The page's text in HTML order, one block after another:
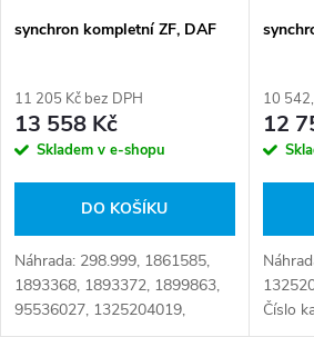
synchron kompletní ZF, DAF
11 205 Kč bez DPH
13 558 Kč
Skladem v e-shopu
DO KOŠÍKU
Náhrada: 298.999, 1861585,
1893368, 1893372, 1899863,
95536027, 1325204019,
10
12
Číslo